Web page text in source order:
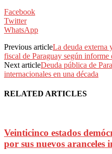
Facebook
Twitter
WhatsApp
Previous articleLa deuda externa
fiscal de Paraguay según informe
Next articleDeuda pública de
internacionales en una década
RELATED ARTICLES
Veinticinco estados
por sus nuevos aranceles